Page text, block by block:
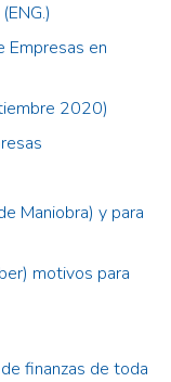
Empresas en
2020)
Maniobra) y para
motivos para
finanzas de toda